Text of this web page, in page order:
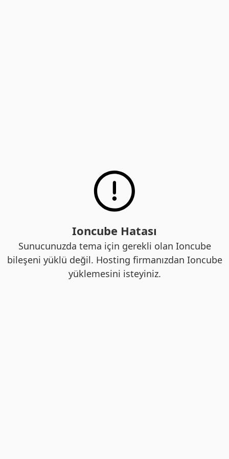
Ioncube Hatası
Sunucunuzda tema için gerekli olan Ioncube
bileşeni yüklü değil. Hosting firmanızdan Ioncube
yüklemesini isteyiniz.